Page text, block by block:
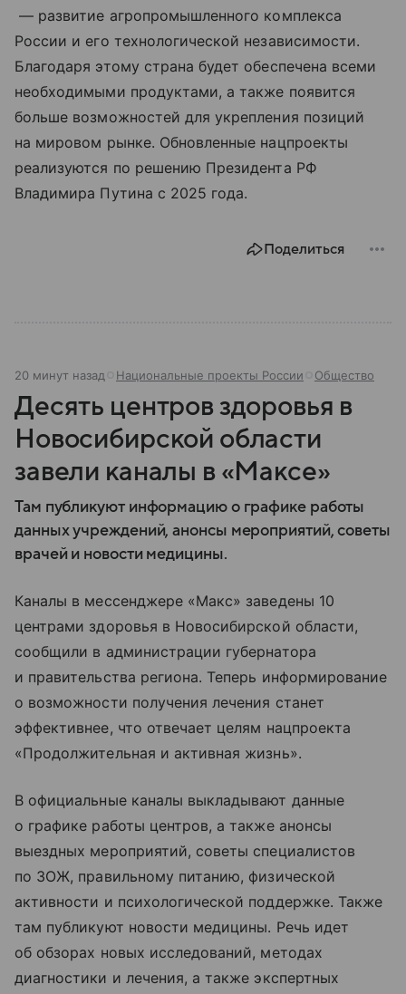
— развитие агропромышленного комплекса
России и его технологической независимости.
Благодаря этому страна будет обеспечена всеми
необходимыми продуктами, а также появится
больше возможностей для укрепления позиций
на мировом рынке. Обновленные нацпроекты
реализуются по решению Президента РФ
Владимира Путина с 2025 года.
Поделиться
20 минут назад Национальные проекты России Общество
Десять центров здоровья в
Новосибирской области
завели каналы в «Максе»
Там публикуют информацию о графике работы
данных учреждений, анонсы мероприятий, советы
врачей и новости медицины.
Каналы в мессенджере «Макс» заведены 10
центрами здоровья в Новосибирской области,
сообщили в администрации губернатора
и правительства региона. Теперь информирование
о возможности получения лечения станет
эффективнее, что отвечает целям нацпроекта
«Продолжительная и активная жизнь».
В официальные каналы выкладывают данные
о графике работы центров, а также анонсы
выездных мероприятий, советы специалистов
по ЗОЖ, правильному питанию, физической
активности и психологической поддержке. Также
там публикуют новости медицины. Речь идет
об обзорах новых исследований, методах
диагностики и лечения, а также экспертных